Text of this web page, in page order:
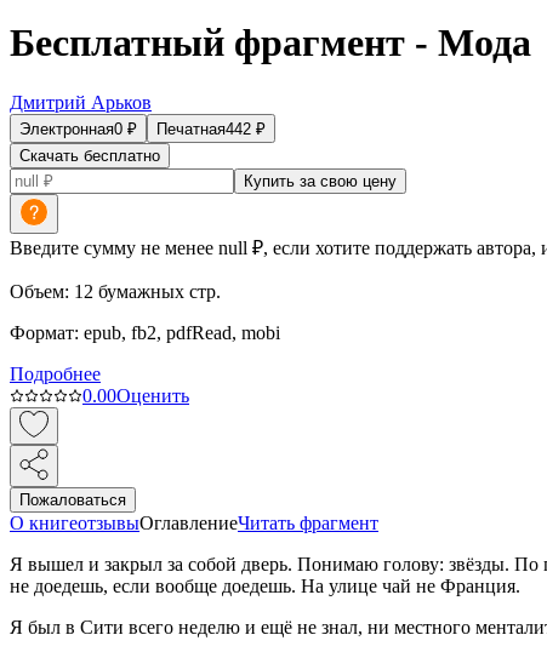
Бесплатный фрагмент - Мода
Дмитрий Арьков
Электронная0 ₽ Печатная442 ₽
Скачать бесплатно
Купить за свою цену
Введите сумму не менее null ₽, если хотите поддержать автора,
Объем: 12 бумажных стр.
Формат: epub, fb2, pdfRead, mobi
Подробнее
0.00Оценить
Пожаловаться
О книгеотзывыОглавлениеЧитать фрагмент
Я вышел и закрыл за собой дверь. Понимаю голову: звёзды. По
не доедешь, если вообще доедешь. На улице чай не Франция.
Я был в Сити всего неделю и ещё не знал, ни местного